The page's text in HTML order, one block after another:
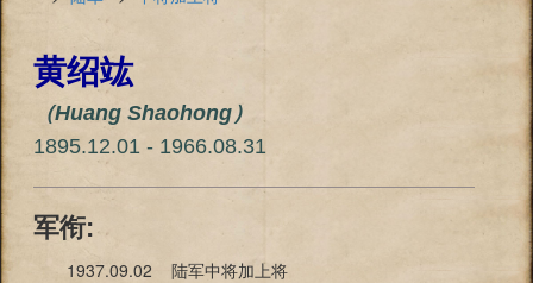
黄绍竑
（Huang Shaohong）
1895.12.01 - 1966.08.31
军衔:
1937.09.02 陆军中将加上将